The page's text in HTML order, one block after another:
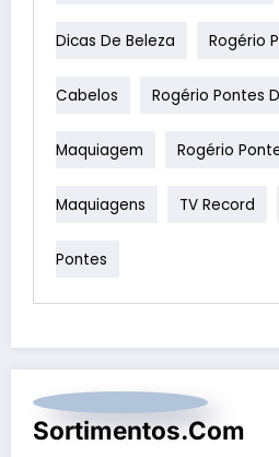
Dicas De Beleza Rogério
Cabelos Rogério Pontes
Maquiagem Rogério
Maquiagens TV Record
Pontes
Sortimentos.com